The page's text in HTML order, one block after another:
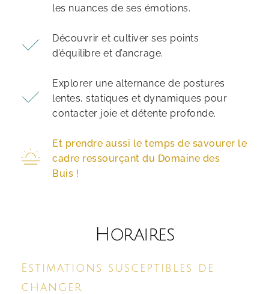
les nuances de ses émotions.
Découvrir et cultiver ses points
d’équilibre et d’ancrage.
Explorer une alternance de postures
lentes, statiques et dynamiques pour
contacter joie et détente profonde.
Et prendre aussi le temps de savourer le
cadre ressourçant du Domaine des
Buis !
Horaires
Estimations susceptibles de
changer